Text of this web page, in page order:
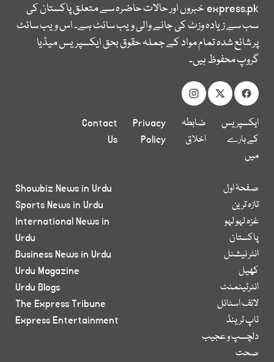
express.pkخبروں اور حالات حاضرہ سے متعلق پاکستان کی
سب سے زیادہ وزٹ کی جانے والی ویب سائٹ ہے۔ اس ویب سائٹ
پر شائع شدہ تمام مواد کے جملہ حقوق بحق ایکسپریس میڈیا
گروپ محفوظ ہیں۔
ایکسپریس
کے بارے
میں
ضابطہ
اخلاق
Privacy
Policy
Contact
Us
صفحۂ اول
تازہ ترین
غزہ لہو لہو
پاکستان
انٹر نیشنل
کھیل
انٹرٹینمنٹ
لائف اسٹائل
ٹاپ ٹرینڈ
دلچسپ و عجیب
صحت
Showbiz News in Urdu
Sports News in Urdu
International News in
Urdu
Business News in Urdu
Urdu Magazine
Urdu Blogs
The Express Tribune
Express Entertainment